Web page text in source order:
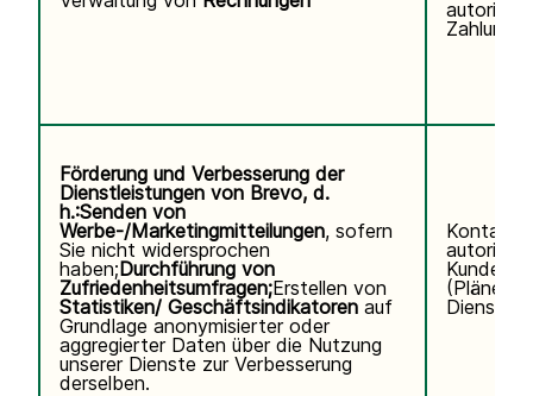
Förderung und Verbesserung der
Dienstleistungen von Brevo, d.
h.:Senden von
Werbe-/Marketingmitteilungen, sofern
Sie nicht widersprochen
haben;Durchführung von
Zufriedenheitsumfragen;Erstellen von
Statistiken/ Geschäftsindikatoren auf
Grundlage anonymisierter oder
aggregierter Daten über die Nutzung
unserer Dienste zur Verbesserung
derselben.
(Pläne,